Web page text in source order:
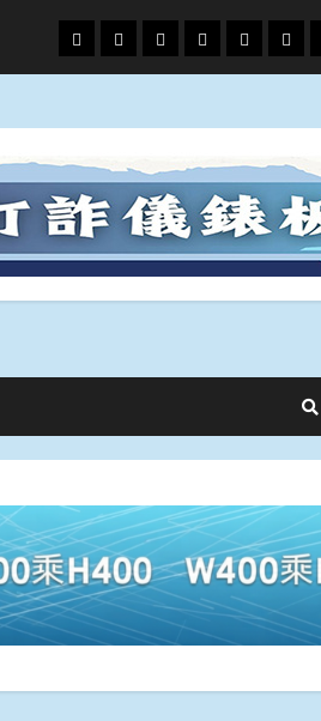
頭
條
財
經
地
方.
文
教.
專
題
娛
樂